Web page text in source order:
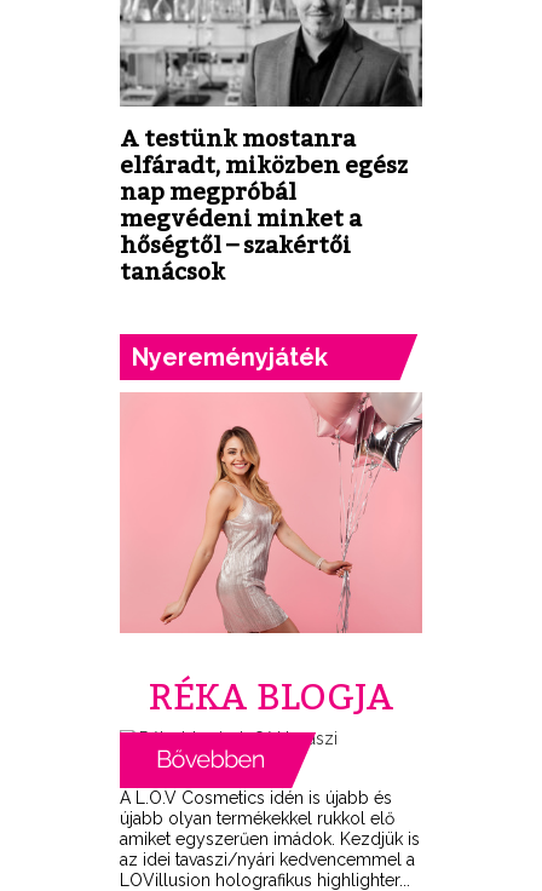
A testünk mostanra
elfáradt, miközben egész
nap megpróbál
megvédeni minket a
hőségtől – szakértői
tanácsok
Nyereményjáték
RÉKA BLOGJA
A L.O.V Cosmetics idén is újabb és
újabb olyan termékekkel rukkol elő
amiket egyszerűen imádok. Kezdjük is
az idei tavaszi/nyári kedvencemmel a
LOVillusion holografikus highlighter...